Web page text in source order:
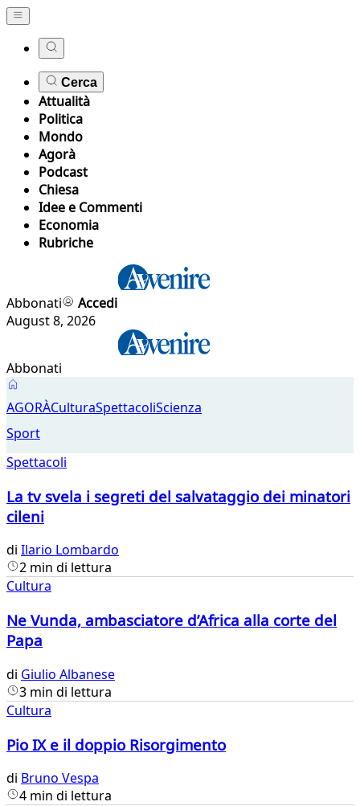
Cerca
Attualità
Politica
Mondo
Agorà
Podcast
Chiesa
Idee e Commenti
Economia
Rubriche
Abbonati
Accedi
August 8, 2026
Abbonati
Agorà
AGORÀCulturaSpettacoliScienza
Sport
Spettacoli
La tv svela i segreti del salvataggio dei minatori
cileni
di Ilario Lombardo
2 min di lettura
Cultura
Ne Vunda, ambasciatore d’Africa alla corte del
Papa
di Giulio Albanese
3 min di lettura
Cultura
Pio IX e il doppio Risorgimento
di Bruno Vespa
4 min di lettura